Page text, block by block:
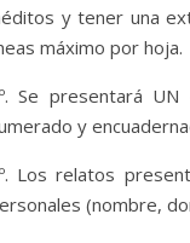
y tener una
máximo por hoja.
Se presentará
y
Los relatos
(nombre,